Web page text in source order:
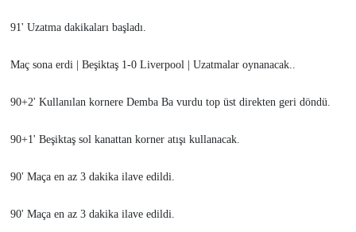
91' Uzatma dakikaları başladı.
Maç sona erdi | Beşiktaş 1-0 Liverpool | Uzatmalar oynanacak..
90+2' Kullanılan kornere Demba Ba vurdu top üst direkten geri döndü.
90+1' Beşiktaş sol kanattan korner atışı kullanacak.
90' Maça en az 3 dakika ilave edildi.
90' Maça en az 3 dakika ilave edildi.